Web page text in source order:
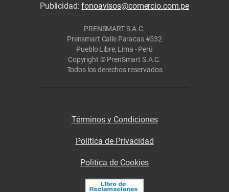
Publicidad:fonoavisos@comercio.com.pe
PRENSMART S.A.C.
Prensmart Calle Paracas #532
Pueblo Libre, Lima - Perú
Copyright © PrenSmart S.A.C.
Todos los derechos reservados
Términos y Condiciones
Política de Privacidad
Politica de Cookies